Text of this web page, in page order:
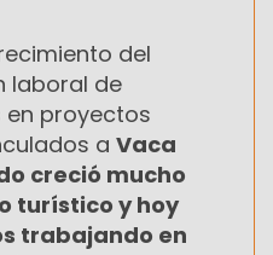
del
laboral de
proyectos
a Vaca
creció mucho
turístico y hoy
trabajando en